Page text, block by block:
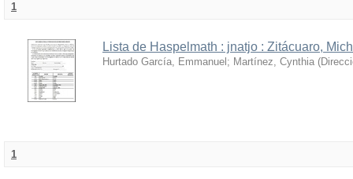
1
Lista de Haspelmath : jnatjo : Zitácuaro,
Hurtado García, Emmanuel ; Martínez, Cynthia (
1